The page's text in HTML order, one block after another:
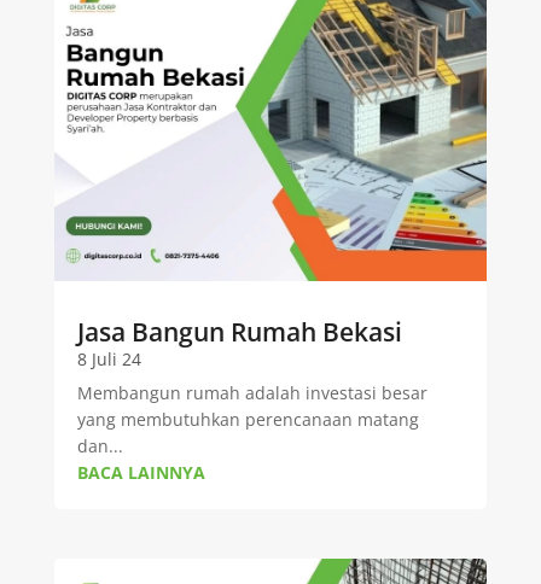
Jasa Bangun Rumah Bekasi
8 Juli 24
Membangun rumah adalah investasi besar
yang membutuhkan perencanaan matang
dan...
BACA LAINNYA